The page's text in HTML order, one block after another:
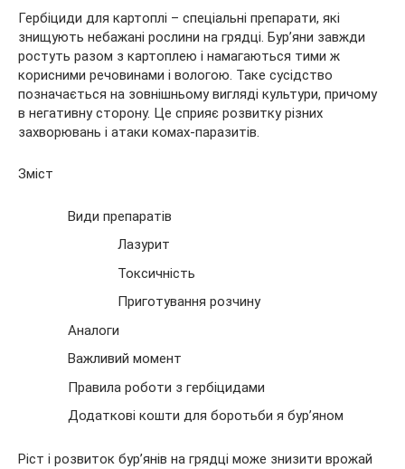
Гербіциди для картоплі – спеціальні препарати, які
знищують небажані рослини на грядці. Бур’яни завжди
ростуть разом з картоплею і намагаються тими ж
корисними речовинами і вологою. Таке сусідство
позначається на зовнішньому вигляді культури, причому
в негативнусторону. Це сприяє розвитку різних
захворювань і атаки комах-паразитів.
Зміст
Види препаратів
Лазурит
Токсичність
Приготування розчину
Аналоги
Важливий момент
Правила роботи з гербіцидами
Додаткові кошти для боротьби я бур’яном
Ріст і розвиток бур’янів на грядці може знизити врожай